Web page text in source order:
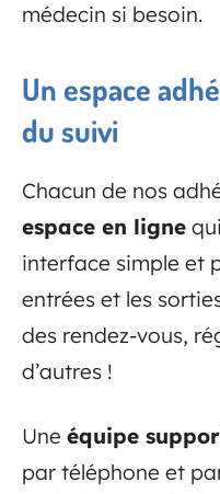
médecin si besoin.
Un espace
du suivi
Chacun de nos
espace en ligne
interface simple et
entrées et les
des rendez-vous,
d’autres !
Une équipe
par téléphone et